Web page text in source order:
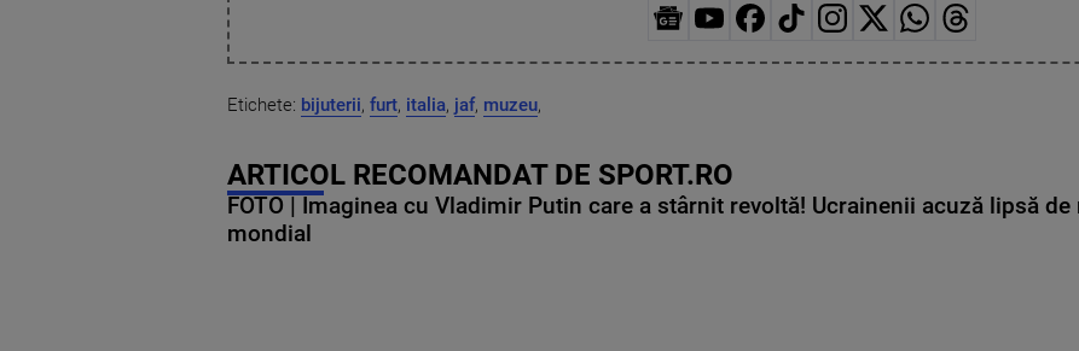
Etichete: bijuterii, furt, italia, jaf, muzeu,
ARTICOL RECOMANDAT DE SPORT.RO
FOTO | Imaginea cu Vladimir Putin care a stârnit revoltă! Ucrainenii acuză lipsă de
mondial